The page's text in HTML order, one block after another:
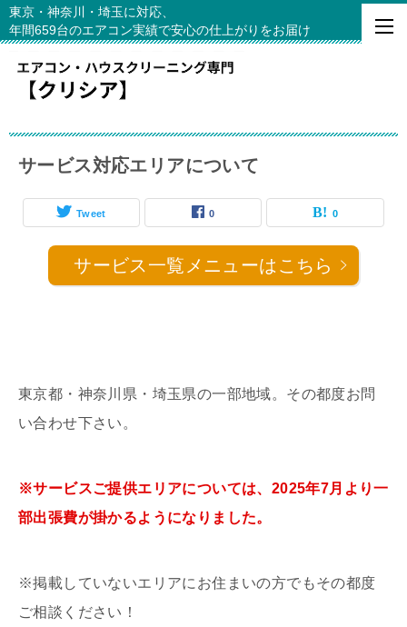
東京・神奈川・埼玉に対応、
年間659台のエアコン実績で安心の仕上がりをお届け
サービス対応エリアについて
Tweet 0 0
サービス一覧メニューはこちら
東京都・神奈川県・埼玉県の一部地域。その都度お問
い合わせ下さい。
※サービスご提供エリアについては、2025年7月より一
部出張費が掛かるようになりました。
※掲載していないエリアにお住まいの方でもその都度
ご相談ください！